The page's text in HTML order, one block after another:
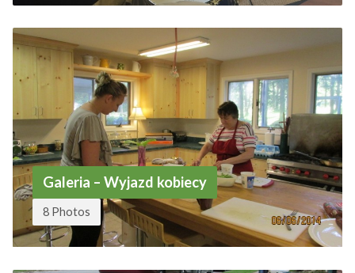
Galeria – Wyjazd kobiecy
8 Photos